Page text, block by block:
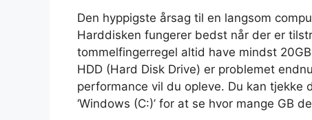
Den hyppigste årsag til en langsom
Harddisken fungerer bedst når der er
tommelfingerregel altid have mindst
HDD (Hard Disk Drive) er problemet
performance vil du opleve. Du kan tjekke
‘Windows (C:)’ for at se hvor mange GB